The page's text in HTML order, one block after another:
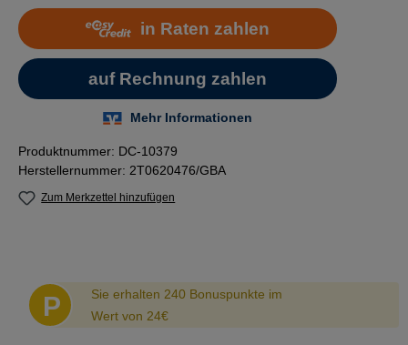
Produktnummer: DC-10379
Herstellernummer: 2T0620476/GBA
Zum Merkzettel hinzufügen
P
Sie erhalten 240 Bonuspunkte im
Wert von 24€